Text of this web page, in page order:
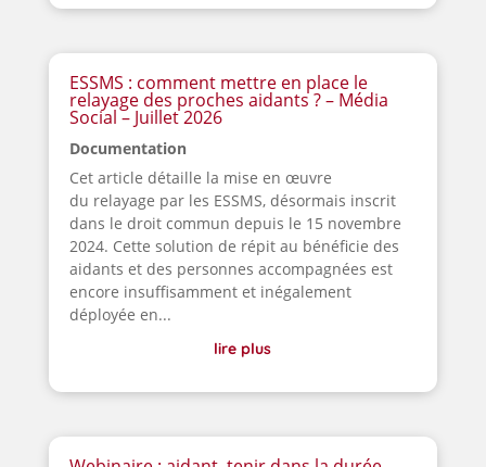
ESSMS : comment mettre en place le
relayage des proches aidants ? – Média
Social – Juillet 2026
Documentation
Cet article détaille la mise en œuvre
du relayage par les ESSMS, désormais inscrit
dans le droit commun depuis le 15 novembre
2024. Cette solution de répit au bénéficie des
aidants et des personnes accompagnées est
encore insuffisamment et inégalement
déployée en...
lire plus